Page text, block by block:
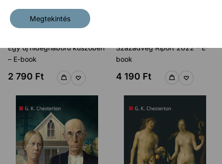
Egy új hidegháború küszöbén
– E-book
2 790 Ft
Századvég Riport 2022 – E-
book
4 190 Ft
Megtekintés